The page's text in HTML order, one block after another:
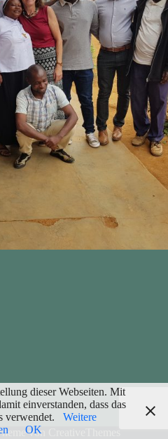
von
dieser Webseiten. Mit
einverstanden, dass das
verwendet.
Weitere
OK